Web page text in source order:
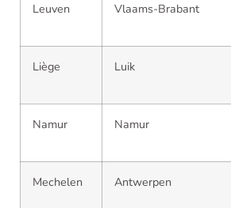
Leuven Vlaams-Brabant
Liège Luik
Namur Namur
Mechelen Antwerpen